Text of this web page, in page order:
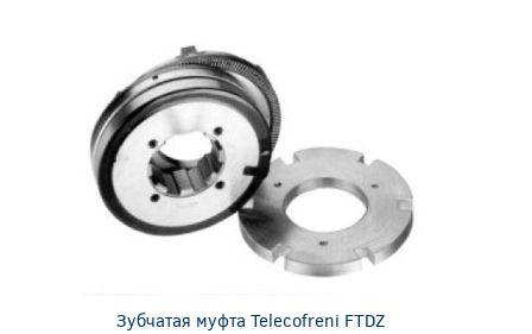
Зубчатая муфта Telecofreni FTDZ